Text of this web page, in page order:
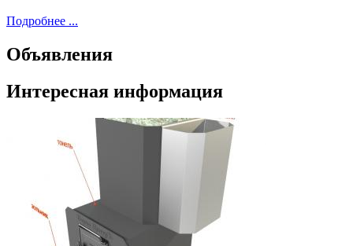
Подробнее ...
Объявления
Интересная информация